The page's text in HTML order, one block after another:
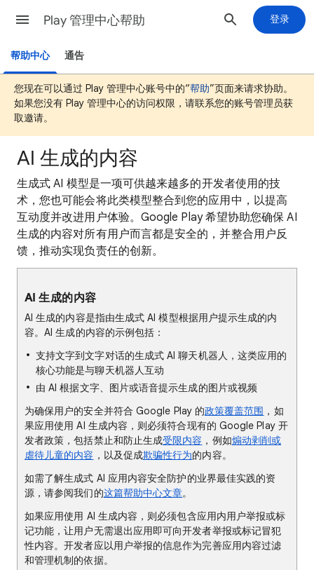
Play 管理中心帮助 登录
帮助中心 通告
您现在可以通过 Play 管理中心账号中的“帮助”页面来请求协助。
如果您没有 Play 管理中心的访问权限，请联系您的账号管理员获
取邀请。
AI 生成的内容
生成式 AI 模型是一项可供越来越多的开发者使用的技
术，您也可能会将此类模型整合到您的应用中，以提高
互动度并改进用户体验。Google Play 希望协助您确保 AI
生成的内容对所有用户而言都是安全的，并整合用户反
馈，推动实现负责任的创新。
AI 生成的内容
AI 生成的内容是指由生成式 AI 模型根据用户提示生成的内
容。AI 生成的内容的示例包括：
支持文字到文字对话的生成式 AI 聊天机器人，这类应用的
核心功能是与聊天机器人互动
由 AI 根据文字、图片或语音提示生成的图片或视频
为确保用户的安全并符合 Google Play 的政策覆盖范围 ，如
果应用使用 AI 生成内容，则必须符合现有的 Google Play 开
发者政策，包括禁止和防止生成受限内容 ，例如煽动剥削或
虐待儿童的内容 ，以及促成欺骗性行为的内容。
如需了解生成式 AI 应用内容安全防护的业界最佳实践的资
源，请参阅我们的这篇帮助中心文章。
如果应用使用 AI 生成内容，则必须包含应用内用户举报或标
记功能，让用户无需退出应用即可向开发者举报或标记冒犯
性内容。开发者应以用户举报的信息作为完善应用内容过滤
和管理机制的依据。